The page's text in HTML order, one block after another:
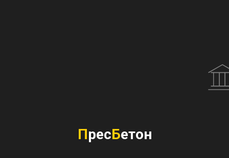
ПресБетон